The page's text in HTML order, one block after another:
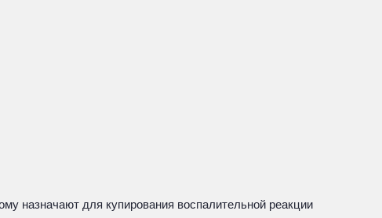
назначают для купирования воспалительной реакции